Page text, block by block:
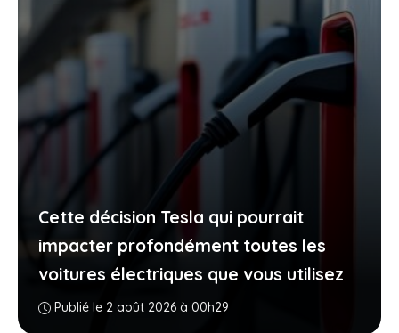
Cette décision Tesla qui pourrait
impacter profondément toutes les
voitures électriques que vous utilisez
Publié le 2 août 2026 à 00h29